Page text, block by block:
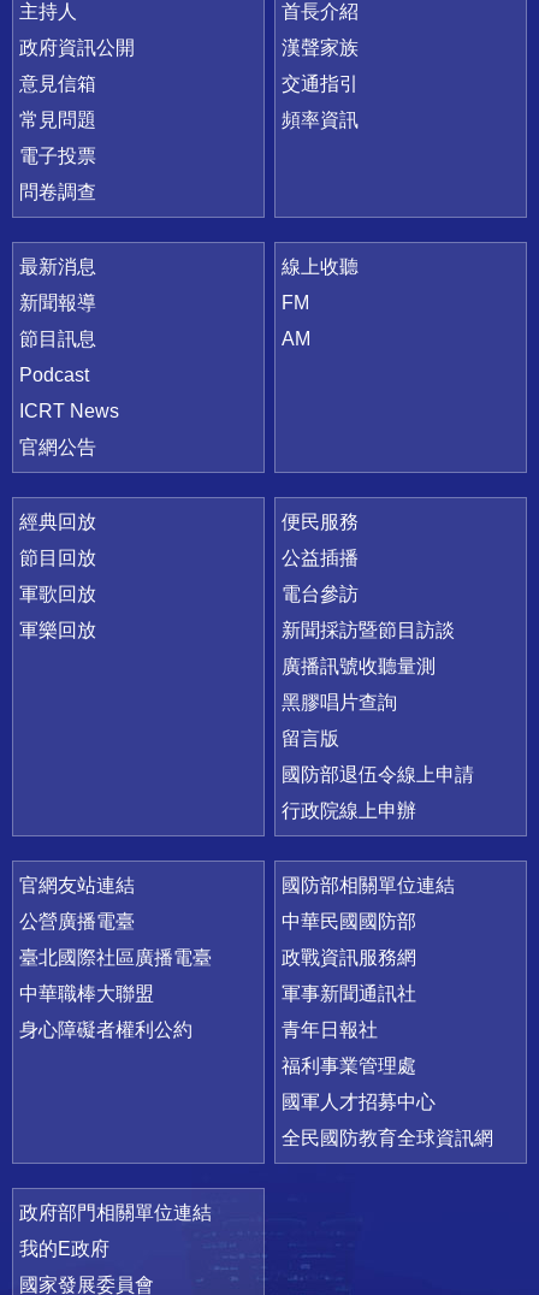
主持人
政府資訊公開
意見信箱
常見問題
電子投票
問卷調查
首長介紹
漢聲家族
交通指引
頻率資訊
最新消息
新聞報導
節目訊息
Podcast
ICRT News
官網公告
線上收聽
FM
AM
經典回放
節目回放
軍歌回放
軍樂回放
便民服務
公益插播
電台參訪
新聞採訪暨節目訪談
廣播訊號收聽量測
黑膠唱片查詢
留言版
國防部退伍令線上申請
行政院線上申辦
官網友站連結
公營廣播電臺
臺北國際社區廣播電臺
中華職棒大聯盟
身心障礙者權利公約
國防部相關單位連結
中華民國國防部
政戰資訊服務網
軍事新聞通訊社
青年日報社
福利事業管理處
國軍人才招募中心
全民國防教育全球資訊網
政府部門相關單位連結
我的E政府
國家發展委員會